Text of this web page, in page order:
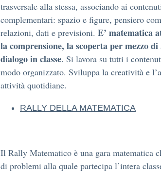
trasversale alla stessa, associando ai
complementari: spazio e figure, pensiero
relazioni, dati e previsioni. E’ matematica
la comprensione, la scoperta per mezzo
dialogo in classe. Si lavora su tutti i
modo organizzato. Sviluppa la creatività e
attività quotidiane.
RALLY DELLA MATEMATICA
Il Rally Matematico è una gara matematica
di problemi alla quale partecipa l’intera